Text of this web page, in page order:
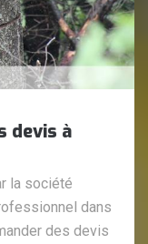
devis à
la société
dans
des devis